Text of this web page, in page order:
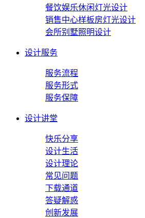
餐饮娱乐休闲灯光设计
销售中心样板房灯光设计
会所别墅照明设计
设计服务
服务流程
服务形式
服务保障
设计讲堂
快乐分享
设计生活
设计理论
常见问题
下载通道
答疑解惑
创新发展